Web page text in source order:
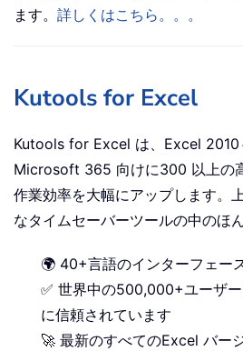
ます。 詳しくはこちら。。。
Kutools for Excel
Kutools for Excel は、Excel
Microsoft 365 向けに300 以上の
作業効率を大幅にアップします。
なタイムセーバーツールの中のほ
🌍 40+言語のインターフェー
✅ 世界中の500,000+ユーザ
に信頼されています
🚀 最新のすべてのExcel バー